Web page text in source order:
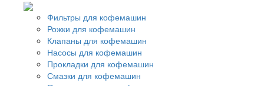
Фильтры для кофемашин
Рожки для кофемашин
Клапаны для кофемашин
Насосы для кофемашин
Прокладки для кофемашин
Смазки для кофемашин